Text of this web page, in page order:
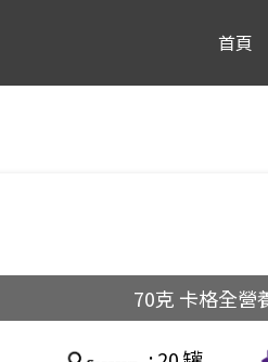
首頁
70克 卡格全營